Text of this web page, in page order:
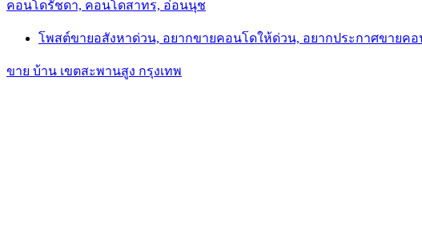
คอนโดรัชดา, คอนโดสาทร, อ่อนนุช
โพสต์ขายอสังหาด่วน, อยากขายคอนโดให้ด่วน, อยากประกาศขายค
ขาย บ้าน เขตสะพานสูง กรุงเทพ